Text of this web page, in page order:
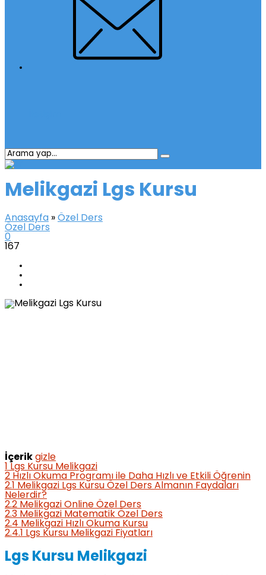
Melikgazi Lgs Kursu
Anasayfa » Özel Ders
Özel Ders
0
167
İçerik gizle
Lgs Kursu Melikgazi
2 Hızlı Okuma Programı ile Daha Hızlı ve Etkili Öğrenin
2.1
Melikgazi Lgs Kursu Özel Ders Almanın Faydaları
Nelerdir?
2.2 Melikgazi Online Özel Ders
2.3 Melikgazi Matematik Özel Ders
2.4 Melikgazi Hızlı Okuma Kursu
2.4.1
Lgs Kursu Melikgazi Fiyatları
Lgs Kursu Melikgazi